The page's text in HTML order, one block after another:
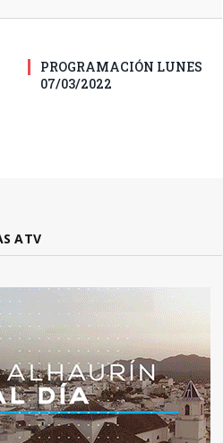
PROGRAMACIÓN LUNES
07/03/2022
ATV